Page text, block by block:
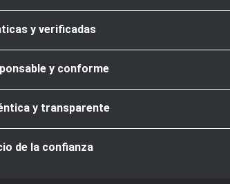
y verificadas
y conforme
y transparente
de la confianza